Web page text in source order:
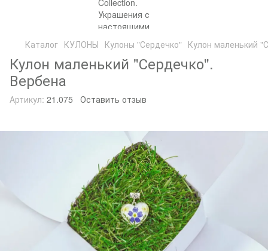
Каталог КУЛОНЫ Кулоны "Сердечко" Кулон маленький
Кулон маленький "Сердечко".
Вербена
Артикул: 21.075 Оставить отзыв